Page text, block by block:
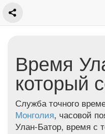
Время
который
Служба точного
Монголия, часовой
Улан-Батор, время с